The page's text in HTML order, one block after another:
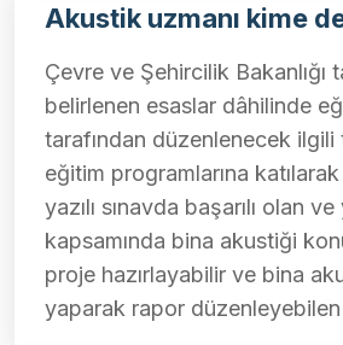
Akustik uzmanı kime
Çevre ve Şehircilik Bakanlığı
belirlenen esaslar dâhilinde
tarafından düzenlenecek
eğitim programlarına
yazılı sınavda başarılı olan
kapsamında bina akustiği
proje hazırlayabilir ve bina
yaparak rapor